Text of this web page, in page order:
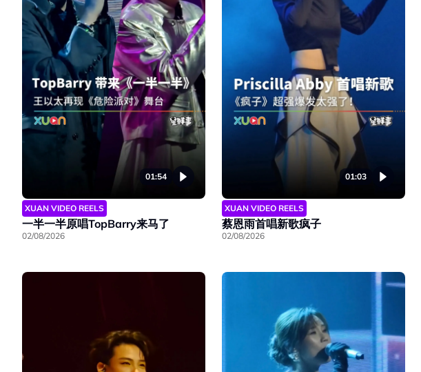
01:54
XUAN VIDEO REELS
一半一半原唱TopBarry来马了
02/08/2026
01:03
XUAN VIDEO REELS
蔡恩雨首唱新歌疯子
02/08/2026